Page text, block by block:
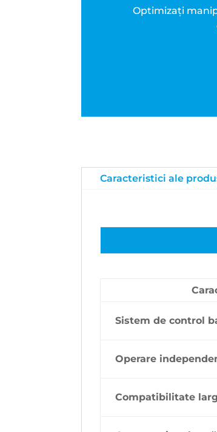
Optimizați
Caracteristici ale
Sistem de control
Operare
Compatibilitate